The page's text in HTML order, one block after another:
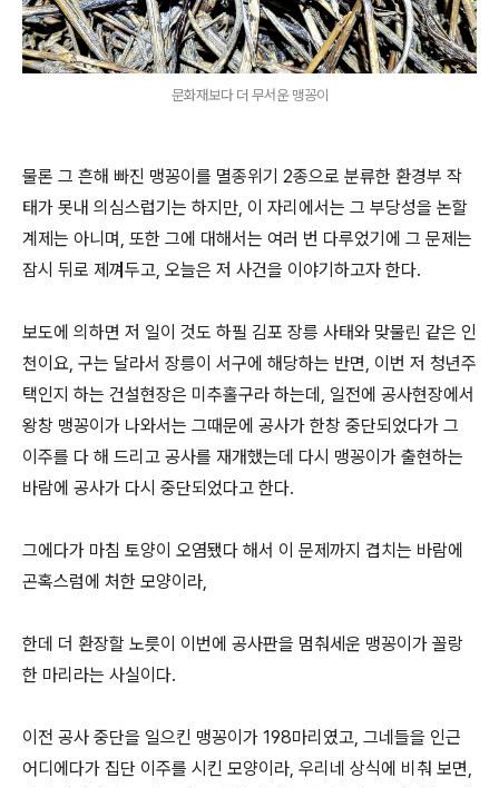
문화재보다 더 무서운 맹꽁이
물론 그 흔해 빠진 맹꽁이를 멸종위기 2종으로 분류한 환경부 작
태가 못내 의심스럽기는 하지만, 이 자리에서는 그 부당성을 논할
계제는 아니며, 또한 그에 대해서는 여러 번 다루었기에 그 문제는
잠시 뒤로 제껴두고, 오늘은 저 사건을 이야기하고자 한다.
보도에 의하면 저 일이 것도 하필 김포 장릉 사태와 맞물린 같은 인
천이요, 구는 달라서 장릉이 서구에 해당하는 반면, 이번 저 청년주
택인지 하는 건설현장은 미추홀구라 하는데, 일전에 공사현장에서
왕창 맹꽁이가 나와서는 그때문에 공사가 한창 중단되었다가 그
이주를 다 해 드리고 공사를 재개했는데 다시 맹꽁이가 출현하는
바람에 공사가 다시 중단되었다고 한다.
그에다가 마침 토양이 오염됐다 해서 이 문제까지 겹치는 바람에
곤혹스럼에 처한 모양이라,
한데 더 환장할 노릇이 이번에 공사판을 멈춰세운 맹꽁이가 꼴랑
한 마리라는 사실이다.
이전 공사 중단을 일으킨 맹꽁이가 198마리였고, 그네들을 인근
어디에다가 집단 이주를 시킨 모양이라, 우리네 상식에 비춰 보면,